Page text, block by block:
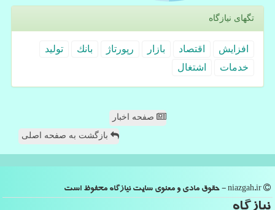
تگهای نیازگاه
افزایش اقتصاد بازار رپورتاژ بانك
تولید
خدمات
اشتغال
صفحه اخبار
بازگشت به صفحه اصلی